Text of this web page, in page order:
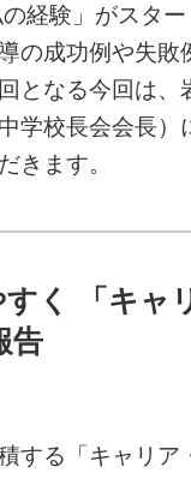
経験」がスタ
の成功例や失敗
となる今回は、
学校長会会長）
きます。
く 「キャ
告
する「キャリア